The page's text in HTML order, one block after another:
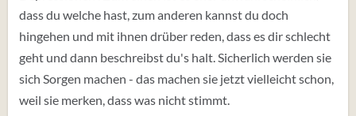
dass du welche hast, zum anderen kannst du doch
hingehen und mit ihnen drüber reden, dass es dir schlecht
geht und dann beschreibst du's halt. Sicherlich werden sie
sich Sorgen machen - das machen sie jetzt vielleicht schon,
weil sie merken, dass was nicht stimmt.